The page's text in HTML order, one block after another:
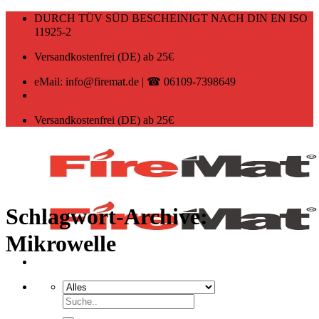
Zum
DURCH TÜV SÜD BESCHEINIGT NACH DIN EN ISO
11925-2
Versandkostenfrei (DE) ab 25€
eMail: info@firemat.de | ☎ 06109-7398649
Versandkostenfrei (DE) ab 25€
Suchen
nach:
Schlagwort-Archive:
Mikrowelle